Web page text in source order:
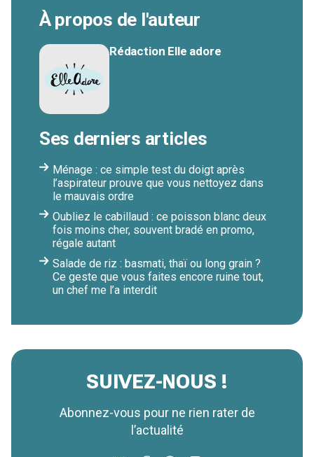
À propos de l'auteur
Rédaction Elle adore
Ses derniers articles
Ménage : ce simple test du doigt après
l’aspirateur prouve que vous nettoyez dans
le mauvais ordre
Oubliez le cabillaud : ce poisson blanc deux
fois moins cher, souvent bradé en promo,
régale autant
Salade de riz : basmati, thaï ou long grain ?
Ce geste que vous faites encore ruine tout,
un chef me l’a interdit
SUIVEZ-NOUS !
Abonnez-vous pour ne rien rater de
l’actualité